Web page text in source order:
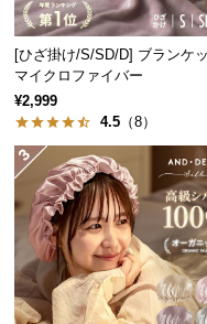
中
型
商
品
の
に
つ
い
て
小
[ひざ掛け/S/SD/D] ブランケ
マイクロファイバー
¥2,999
4.5 （8）